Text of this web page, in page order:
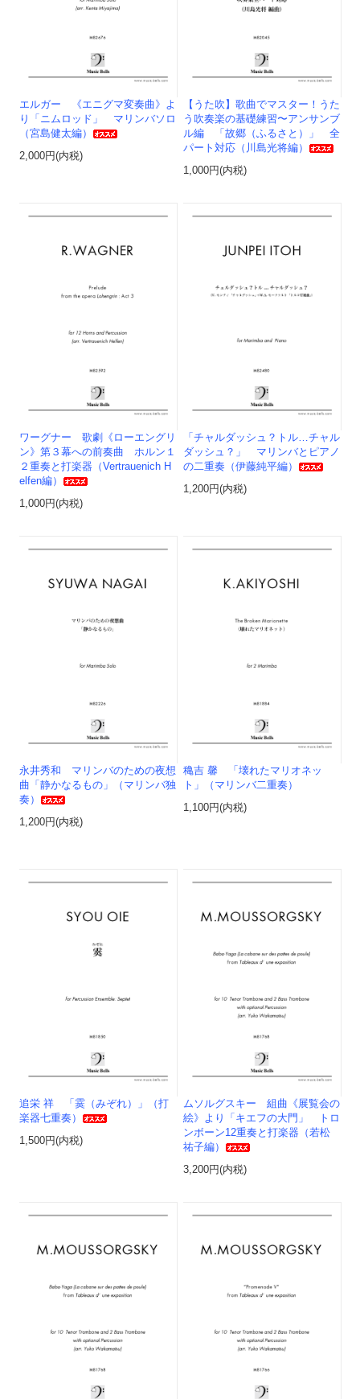
エルガー 《エニグマ変奏曲》よ
り「ニムロッド」 マリンバソロ
（宮島健太編）
2,000円(内税)
【うた吹】歌曲でマスター！うた
う吹奏楽の基礎練習〜アンサンブ
ル編 「故郷（ふるさと）」 全
パート対応（川島光将編）
1,000円(内税)
ワーグナー 歌劇《ローエングリ
ン》第３幕への前奏曲 ホルン１
２重奏と打楽器（Vertrauenich H
elfen編）
1,000円(内税)
「チャルダッシュ？トル…チャル
ダッシュ？」 マリンバとピアノ
の二重奏（伊藤純平編）
1,200円(内税)
永井秀和 マリンバのための夜想
曲「静かなるもの」（マリンバ独
奏）
1,200円(内税)
穐吉 馨 「壊れたマリオネッ
ト」（マリンバ二重奏）
1,100円(内税)
追栄 祥 「霙（みぞれ）」（打
楽器七重奏）
1,500円(内税)
ムソルグスキー 組曲《展覧会の
絵》より「キエフの大門」 トロ
ンボーン12重奏と打楽器（若松
祐子編）
3,200円(内税)